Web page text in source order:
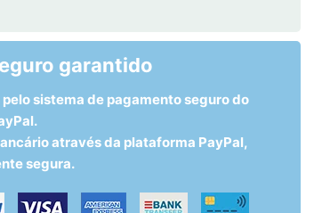
garantido
sistema de pagamento seguro do
através da plataforma PayPal,
segura.